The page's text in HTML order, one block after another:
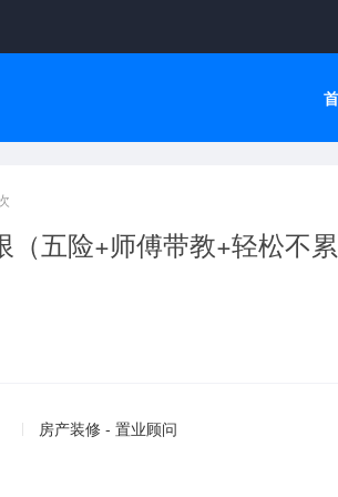
五险+师傅带教+轻松不累
房产装修 - 置业顾问